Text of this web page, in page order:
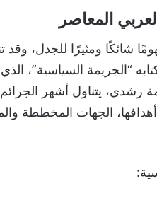
المعاصر
شائكًا ومثيرًا للجدل، وقد
“الجريمة السياسية”،
رشدي، يتناول أشهر
الجهات المخططة